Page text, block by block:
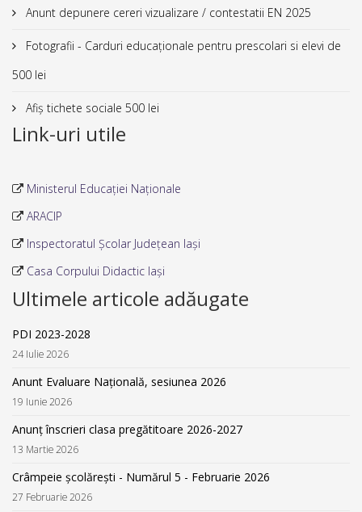
Anunt depunere cereri vizualizare / contestatii EN 2025
Fotografii - Carduri educaționale pentru prescolari si elevi de
500 lei
Afiș tichete sociale 500 lei
Link-uri utile
Ministerul Educației Naționale
ARACIP
Inspectoratul Școlar Județean Iași
Casa Corpului Didactic Iași
Ultimele articole adăugate
PDI 2023-2028
24 Iulie 2026
Anunt Evaluare Națională, sesiunea 2026
19 Iunie 2026
Anunț înscrieri clasa pregătitoare 2026-2027
13 Martie 2026
Crâmpeie școlărești - Numărul 5 - Februarie 2026
27 Februarie 2026